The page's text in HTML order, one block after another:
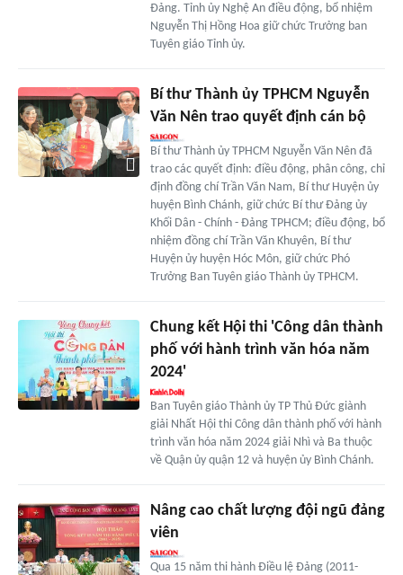
Đảng. Tỉnh ủy Nghệ An điều động, bổ nhiệm
Nguyễn Thị Hồng Hoa giữ chức Trưởng ban
Tuyên giáo Tỉnh ủy.
Bí thư Thành ủy TPHCM Nguyễn
Văn Nên trao quyết định cán bộ
Bí thư Thành ủy TPHCM Nguyễn Văn Nên đã
trao các quyết định: điều động, phân công, chỉ
định đồng chí Trần Văn Nam, Bí thư Huyện ủy
huyện Bình Chánh, giữ chức Bí thư Đảng ủy
Khối Dân - Chính - Đảng TPHCM; điều động, bổ
nhiệm đồng chí Trần Văn Khuyên, Bí thư
Huyện ủy huyện Hóc Môn, giữ chức Phó
Trưởng Ban Tuyên giáo Thành ủy TPHCM.
Chung kết Hội thi 'Công dân thành
phố với hành trình văn hóa năm
2024'
Ban Tuyên giáo Thành ủy TP Thủ Đức giành
giải Nhất Hội thi Công dân thành phố với hành
trình văn hóa năm 2024 giải Nhì và Ba thuộc
về Quận ủy quận 12 và huyện ủy Bình Chánh.
Nâng cao chất lượng đội ngũ đảng
viên
Qua 15 năm thi hành Điều lệ Đảng (2011-